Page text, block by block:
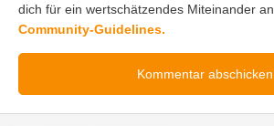
dich für ein wertschätzendes Miteinander an
Community-Guidelines.